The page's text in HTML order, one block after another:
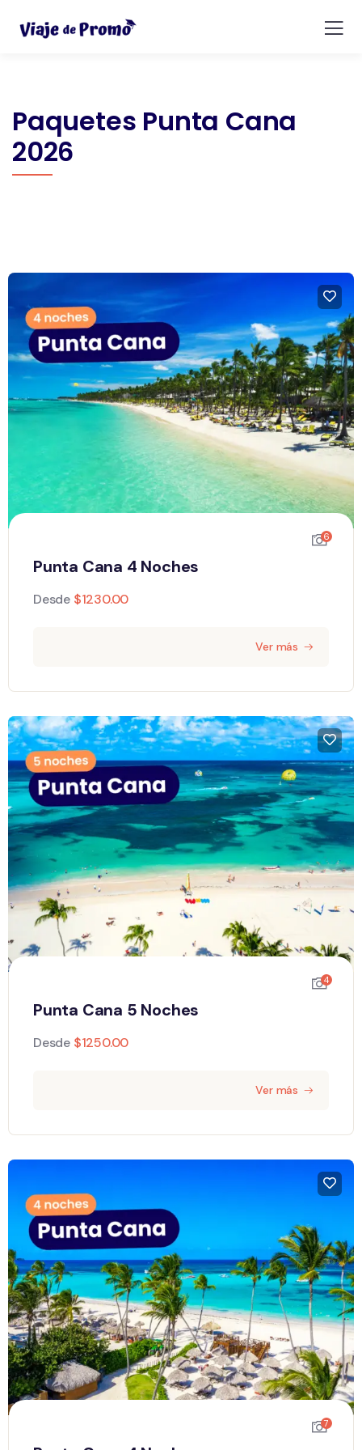
Paquetes Punta Cana
2026
6
Punta Cana 4 Noches
Desde $1230.00
Ver más
4
Punta Cana 5 Noches
Desde $1250.00
Ver más
7